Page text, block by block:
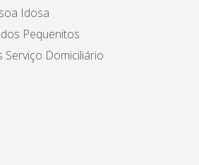
Idosa
Pequenitos
Serviço Domiciliário